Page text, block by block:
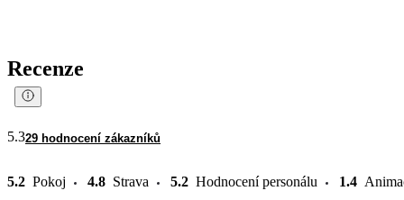
Recenze
5.329 hodnocení zákazníků
5.2 Pokoj 4.8 Strava 5.2 Hodnocení personálu 1.4